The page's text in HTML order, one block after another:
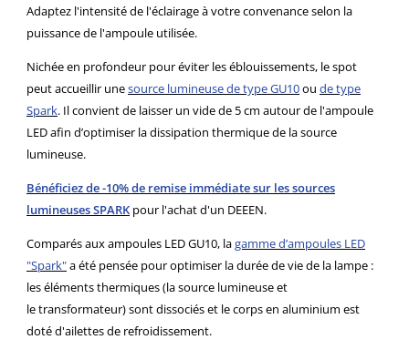
Adaptez l'intensité de l'éclairage à votre convenance selon la
puissance de l'ampoule utilisée.
Nichée en profondeur pour éviter les éblouissements, le spot
peut accueillir unesource lumineuse de type GU10ou de type
Spark. Il convient de laisser un vide de 5 cm autour de l'ampoule
LED afin d’optimiser la dissipation thermique de la source
lumineuse.
Bénéficiez de -10% de remise immédiate sur les sources
lumineuses SPARK pour l'achat d'un DEEEN.
Comparés aux ampoules LED GU10, lagamme d’ampoules LED
"Spark"a été pensée pour optimiser la durée de vie de la lampe :
les éléments thermiques (la source lumineuse et
le transformateur) sont dissociés et le corps en aluminium est
doté d'ailettes de refroidissement.